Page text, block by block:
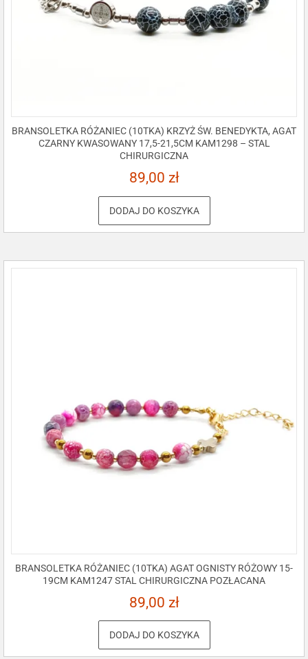
BRANSOLETKA RÓŻANIEC (10TKA) KRZYŻ ŚW. BENEDYKTA, AGAT
CZARNY KWASOWANY 17,5-21,5CM KAM1298 – STAL
CHIRURGICZNA
89,00 zł
DODAJ DO KOSZYKA
BRANSOLETKA RÓŻANIEC (10TKA) AGAT OGNISTY RÓŻOWY 15-
19CM KAM1247 STAL CHIRURGICZNA POZŁACANA
89,00 zł
DODAJ DO KOSZYKA